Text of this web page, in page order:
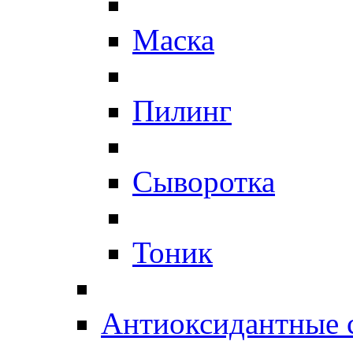
Маска
Пилинг
Сыворотка
Тоник
Антиоксидантные